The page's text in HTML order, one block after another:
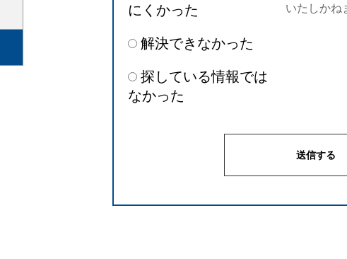
にくかった
解決できなかった
探している情報では
なかった
いたしかね